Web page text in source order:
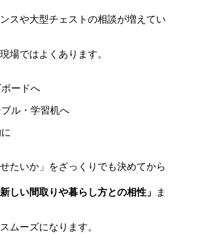
スや大型チェストの相談が増えてい
場ではよくあります。
ードへ
ル・学習机へ
たいか」をざっくりでも決めてから
新しい間取りや暮らし方との相性」 ま
ムーズになります。